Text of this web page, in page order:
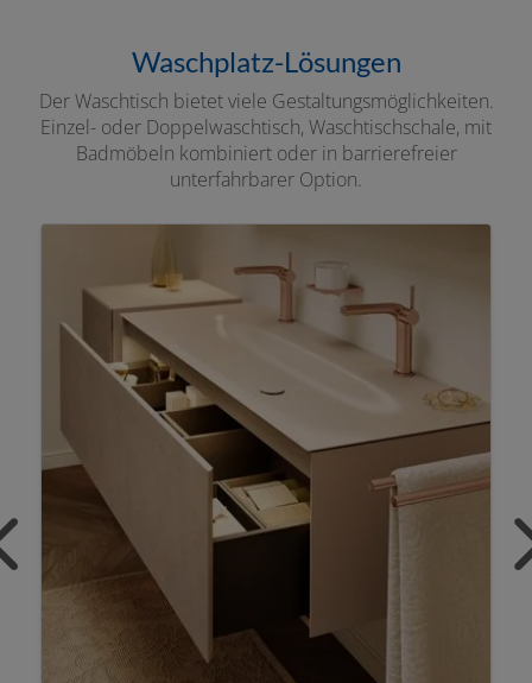
Waschplatz-Lösungen
Der Waschtisch bietet viele Gestaltungsmöglichkeiten.
Einzel- oder Doppelwaschtisch, Waschtischschale, mit
Badmöbeln kombiniert oder in barrierefreier
unterfahrbarer Option.